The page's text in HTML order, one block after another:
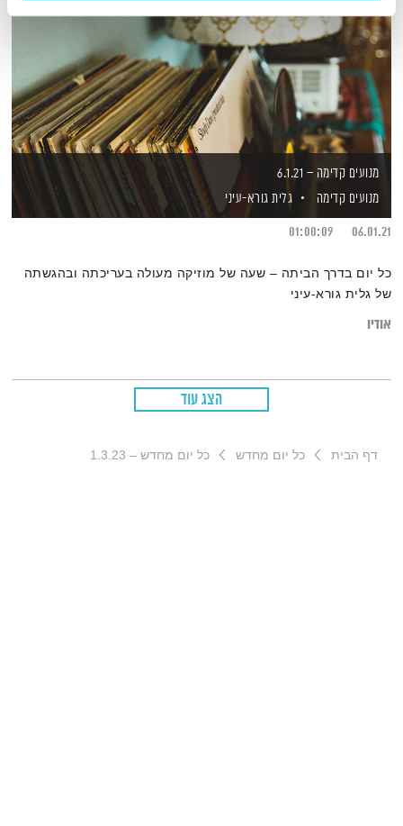
מנועים קדימה – 6.1.21
מנועים קדימה
גלית גורא-עיני
06.01.21
01:00:09
כל יום בדרך הביתה – שעה של מוזיקה מעולה בעריכתה ובהגשתה
של גלית גורא-עיני
אודיו
הצג עוד
דף הבית כל יום מחדש כל יום מחדש – 1.3.23